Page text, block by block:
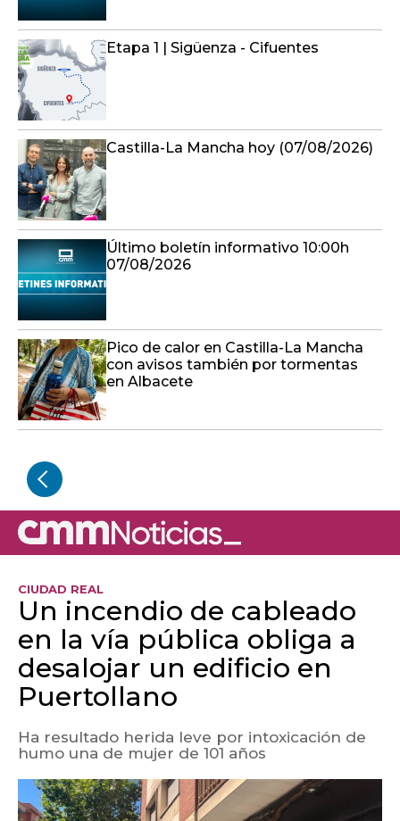
Etapa 1 | Sigüenza - Cifuentes
Castilla-La Mancha hoy (07/08/2026)
Último boletín informativo 10:00h
07/08/2026
Pico de calor en Castilla-La Mancha
con avisos también por tormentas
en Albacete
CIUDAD REAL
Un incendio de cableado
en la vía pública obliga a
desalojar un edificio en
Puertollano
Ha resultado herida leve por intoxicación de
humo una de mujer de 101 años